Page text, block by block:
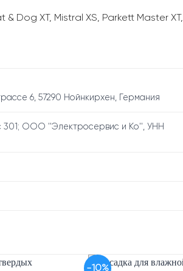
Dog XT, Mistral XS, Parkett Master XT,
6, 57290 Нойнкирхен, Германия
301; ООО ''Электросервис и Кo'', УНН
-10%